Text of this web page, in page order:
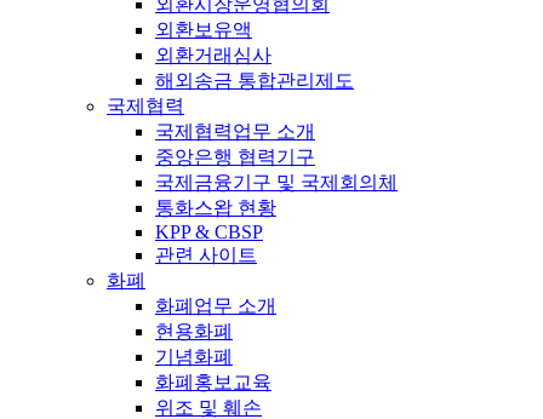
외환보유액
외환거래심사
해외송금 통합관리제도
국제협력
국제협력업무 소개
중앙은행 협력기구
국제금융기구 및 국제회의체
통화스왑 현황
KPP & CBSP
관련 사이트
화폐
화폐업무 소개
현용화폐
기념화폐
화폐홍보교육
위조 및 훼손